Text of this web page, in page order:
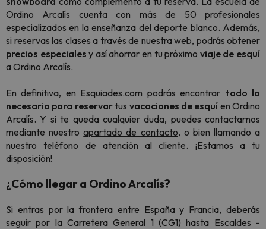
Ordino Arcalís cuenta con más de 50 profesionales
especializados en la enseñanza del deporte blanco. Además,
si reservas las clases a través de nuestra web, podrás obtener
precios especiales y así ahorrar en tu próximo viaje de esquí
a Ordino Arcalís.
En definitiva, en Esquiades.com podrás encontrar todo lo
necesario para reservartus vacaciones de esquí en Ordino
Arcalís. Y si te queda cualquier duda, puedes contactarnos
mediante nuestroapartado de contacto, o bien llamando a
nuestro teléfono de atención al cliente. ¡Estamos a tu
disposición!
¿Cómo llegar a Ordino Arcalís?
Si entras por la frontera entre España y Francia, deberás
seguir por la Carretera General 1 (CG1) hasta Escaldes -